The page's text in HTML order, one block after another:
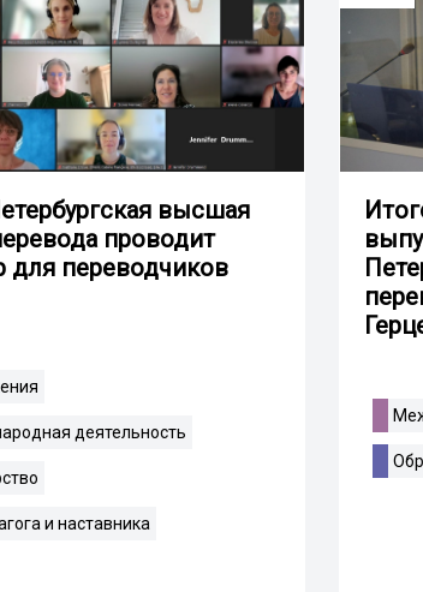
высшая
проводит
для переводчиков
деятельность
и наставника